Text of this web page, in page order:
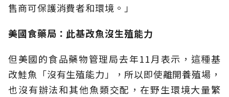
售商可保護消費者和環境。」
美國食藥局：此基改魚沒生殖能力
但美國的食品藥物管理局去年11月表示，這種基
改鮭魚「沒有生殖能力」，所以即使離開養殖場，
也沒有辦法和其他魚類交配，在野生環境大量繁